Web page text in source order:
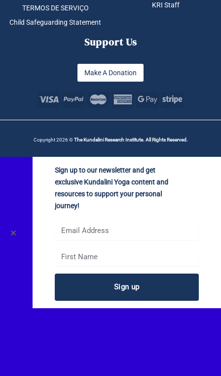
TERMOS DE SERVIÇO
Child Safeguarding Statement
KRI Staff
Support Us
Make A Donation
Copyright 2026 ©The Kundalini Research Institute. All Rights Reserved.
✕
Sign up to our newsletter and get
exclusive Kundalini Yoga content and
resources to support your personal
journey!
Sign up